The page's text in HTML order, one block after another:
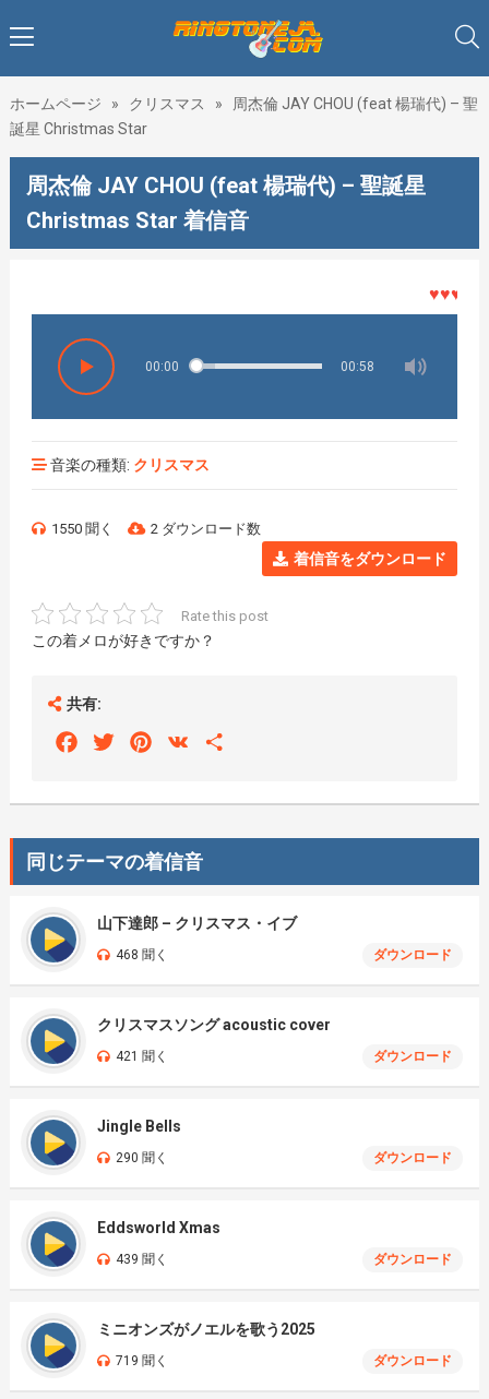
ホームページ » クリスマス »
周杰倫 JAY CHOU (feat 楊瑞代) – 聖
誕星 Christmas Star
周杰倫 JAY CHOU (feat 楊瑞代) – 聖誕星
Christmas Star 着信音
♥♥♥着メ
00:00 00:58
音楽の種類: クリスマス
1550 聞く 2 ダウンロード数
着信音をダウンロード
Rate this post
この着メロが好きですか？
共有:
FacebookTwitterPinterest
VK
同じテーマの着信音
山下達郎 – クリスマス・イブ
468 聞く ダウンロード
クリスマスソング acoustic cover
421 聞く ダウンロード
Jingle Bells
290 聞く ダウンロード
Eddsworld Xmas
439 聞く ダウンロード
ミニオンズがノエルを歌う2025
719 聞く ダウンロード